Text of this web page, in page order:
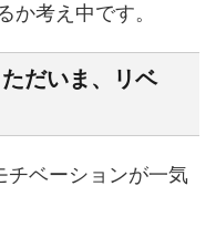
か考え中です。
だいま、リベ
チベーションが一気